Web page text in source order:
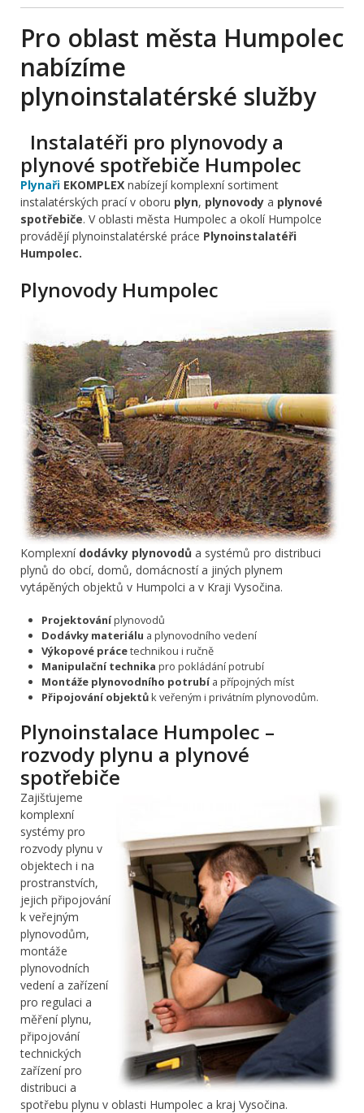
Pro oblast města Humpolec
nabízíme
plynoinstalatérské služby
Instalatéři pro plynovody a
plynové spotřebiče Humpolec
Plynaři EKOMPLEX nabízejí komplexní sortiment
instalatérských prací v oboru plyn, plynovody a plynové
spotřebiče. V oblasti města Humpolec a okolí Humpolce
provádějí plynoinstalatérské práce Plynoinstalatéři
Humpolec.
Plynovody Humpolec
Komplexní dodávky plynovodů a systémů pro distribuci
plynů do obcí, domů, domácností a jiných plynem
vytápěných objektů v Humpolci a v Kraji Vysočina.
Projektováníplynovodů
Dodávky materiálu a plynovodního vedení
Výkopové prácetechnikou i ručně
Manipulační technika pro pokládání potrubí
Montáže plynovodního potrubía přípojných míst
Připojování objektůk veřeným i privátním plynovodům.
Plynoinstalace Humpolec –
rozvody plynu a plynové
spotřebiče
Zajišťujeme
komplexní
systémy pro
rozvody plynu v
objektech i na
prostranstvích,
jejich připojování
k veřejným
plynovodům,
montáže
plynovodních
vedení a zařízení
pro regulaci a
měření plynu,
připojování
technických
zařízení pro
distribuci a
spotřebu plynu v oblasti Humpolec a kraj Vysočina.